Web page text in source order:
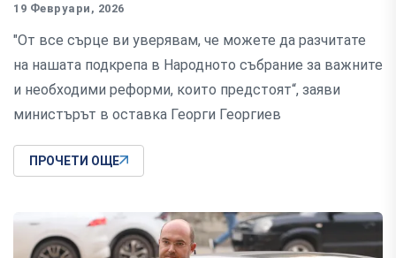
19 Февруари, 2026
"От все сърце ви уверявам, че можете да разчитате
на нашата подкрепа в Народното събрание за важните
и необходими реформи, които предстоят“, заяви
министърът в оставка Георги Георгиев
ПРОЧЕТИ ОЩЕ